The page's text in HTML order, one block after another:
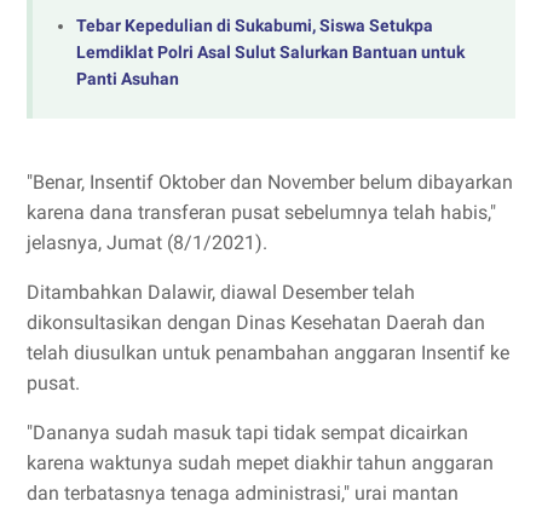
Tebar Kepedulian di Sukabumi, Siswa Setukpa
Lemdiklat Polri Asal Sulut Salurkan Bantuan untuk
Panti Asuhan
"Benar, Insentif Oktober dan November belum dibayarkan
karena dana transferan pusat sebelumnya telah habis,"
jelasnya, Jumat (8/1/2021).
Ditambahkan Dalawir, diawal Desember telah
dikonsultasikan dengan Dinas Kesehatan Daerah dan
telah diusulkan untuk penambahan anggaran Insentif ke
pusat.
"Dananya sudah masuk tapi tidak sempat dicairkan
karena waktunya sudah mepet diakhir tahun anggaran
dan terbatasnya tenaga administrasi," urai mantan